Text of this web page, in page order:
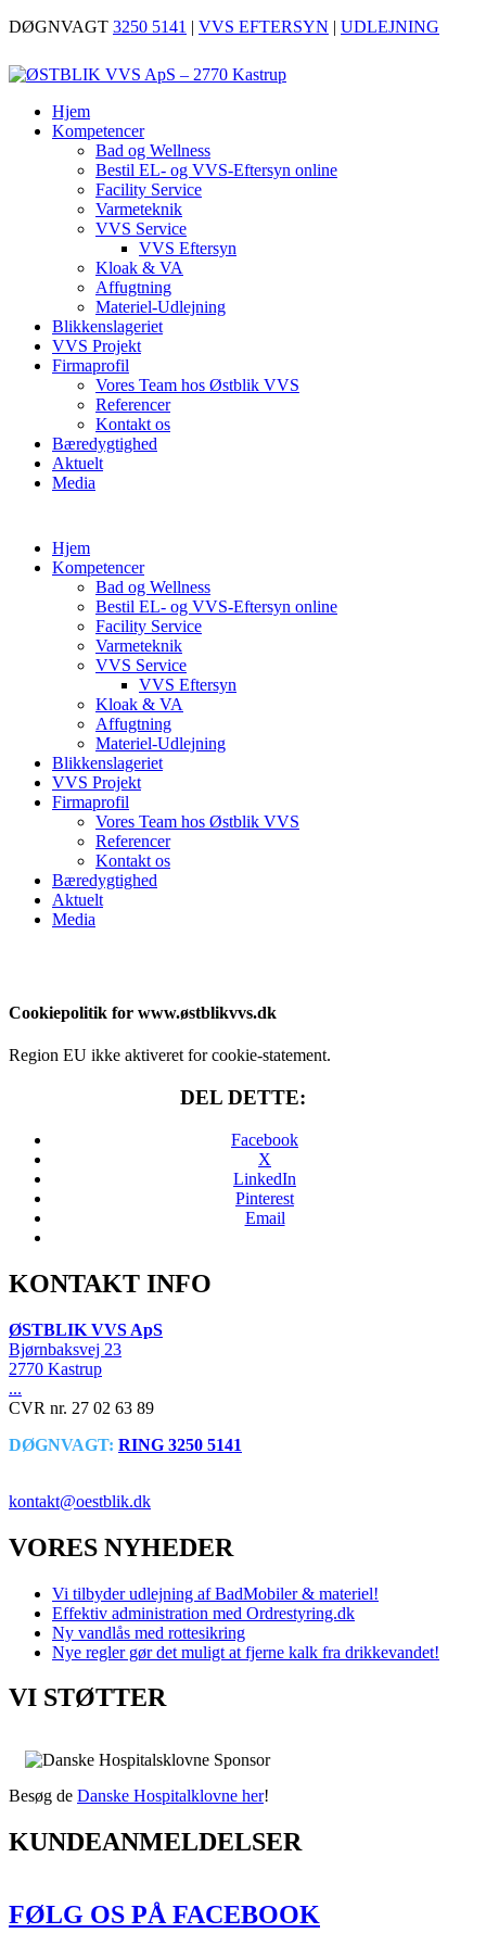
DØGNVAGT 3250 5141 | VVS EFTERSYN | UDLEJNING
Hjem
Kompetencer
Bad og Wellness
Bestil EL- og VVS-Eftersyn online
Facility Service
Varmeteknik
VVS Service
VVS Eftersyn
Kloak & VA
Affugtning
Materiel-Udlejning
Blikkenslageriet
VVS Projekt
Firmaprofil
Vores Team hos Østblik VVS
Referencer
Kontakt os
Bæredygtighed
Aktuelt
Media
Hjem
Kompetencer
Bad og Wellness
Bestil EL- og VVS-Eftersyn online
Facility Service
Varmeteknik
VVS Service
VVS Eftersyn
Kloak & VA
Affugtning
Materiel-Udlejning
Blikkenslageriet
VVS Projekt
Firmaprofil
Vores Team hos Østblik VVS
Referencer
Kontakt os
Bæredygtighed
Aktuelt
Media
Cookiepolitik for www.østblikvvs.dk
Region EU ikke aktiveret for cookie-statement.
DEL DETTE:
Facebook
X
LinkedIn
Pinterest
Email
KONTAKT INFO
ØSTBLIK VVS ApS
Bjørnbaksvej 23
2770 Kastrup
...
CVR nr. 27 02 63 89
DØGNVAGT: RING 3250 5141
kontakt@oestblik.dk
VORES NYHEDER
Vi tilbyder udlejning af BadMobiler & materiel!
Effektiv administration med Ordrestyring.dk
Ny vandlås med rottesikring
Nye regler gør det muligt at fjerne kalk fra drikkevandet!
VI STØTTER
Besøg de Danske Hospitalklovne her!
KUNDEANMELDELSER
FØLG OS PÅ FACEBOOK